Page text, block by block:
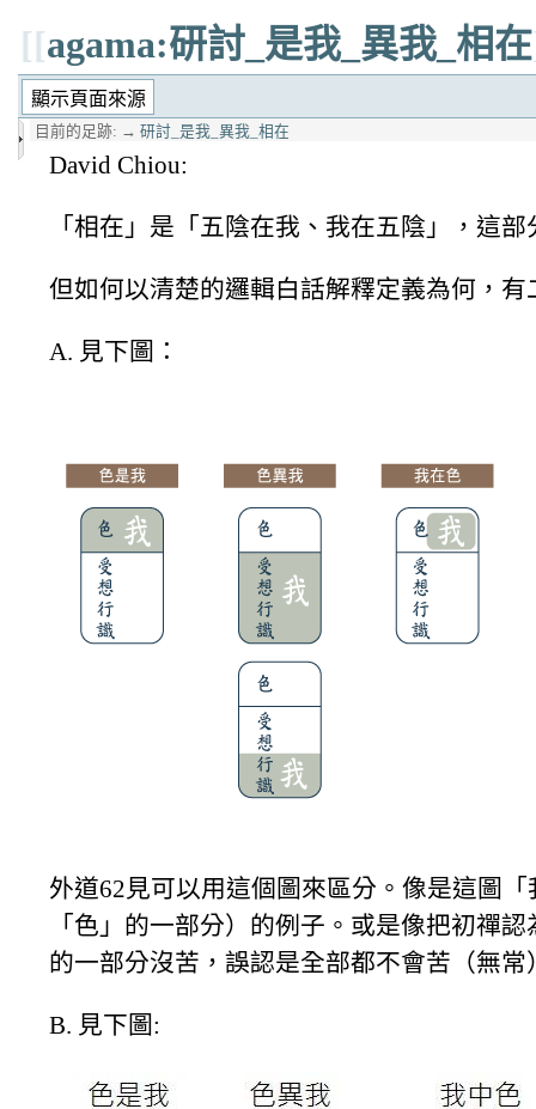
[[agama:研討_是我_異我_相在
目前的足跡: → 研討_是我_異我_相在
David Chiou:
「相在」是「五陰在我、我在五陰」，這
但如何以清楚的邏輯白話解釋定義為何，有
A. 見下圖：
外道62見可以用這個圖來區分。像是這圖
「色」的一部分）的例子。或是像把初禪
的一部分沒苦，誤認是全部都不會苦（無常
B. 見下圖: